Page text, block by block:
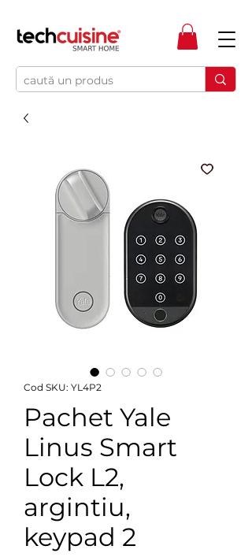
Cod SKU: YL4P2
Pachet Yale
Linus Smart
Lock L2,
argintiu,
keypad 2